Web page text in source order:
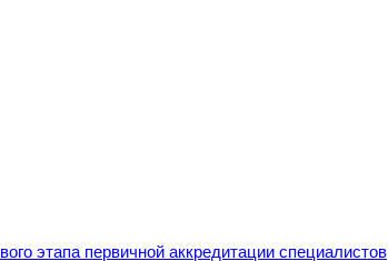
этапа первичной аккредитации специалистов